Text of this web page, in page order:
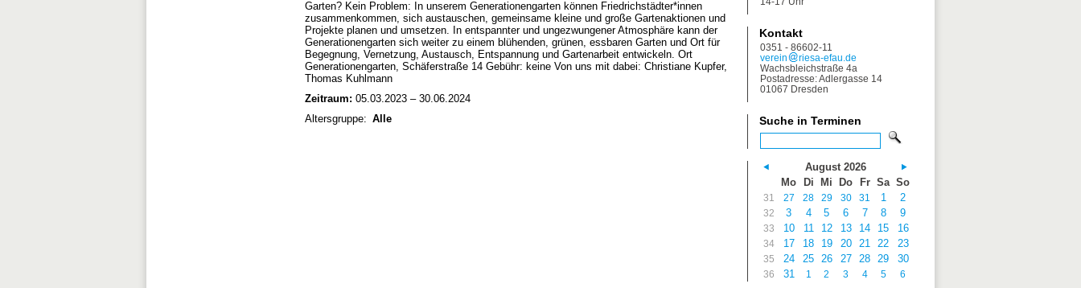
Garten? Kein Problem: In unserem Generationengarten können Friedrichstädter*innen
zusammenkommen, sich austauschen, gemeinsame kleine und große Gartenaktionen und
Projekte planen und umsetzen. In entspannter und ungezwungener Atmosphäre kann der
Generationengarten sich weiter zu einem blühenden, grünen, essbaren Garten und Ort für
Begegnung, Vernetzung, Austausch, Entspannung und Gartenarbeit entwickeln. Ort
Generationengarten, Schäferstraße 14 Gebühr: keine Von uns mit dabei: Christiane Kupfer,
Thomas Kuhlmann
Zeitraum: 05.03.2023 – 30.06.2024
Altersgruppe: Alle
Kontakt
0351 - 86602-11
verein
riesa-efau.de
Wachsbleichstraße 4a
Postadresse: Adlergasse 14
01067 Dresden
Suche in Terminen
August 2026
Mo
Di Mi Do Fr Sa So
31 27 28 29 30 31 1 2
32 3 4 5 6 7 8 9
33 10 11 12 13 14 15 16
34 17 18 19 20 21 22 23
35 24 25 26 27 28 29 30
36 31 1 2 3 4 5 6